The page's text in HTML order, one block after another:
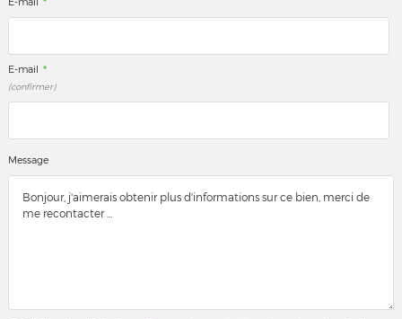
E-mail
E-mail *
(confirmer)
Message